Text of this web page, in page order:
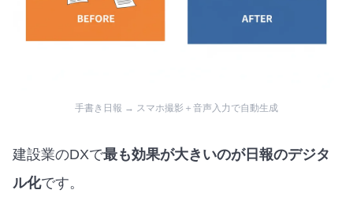
手書き日報 → スマホ撮影＋音声入力で自動生成
建設業のDXで最も効果が大きいのが日報のデジタ
ル化です。